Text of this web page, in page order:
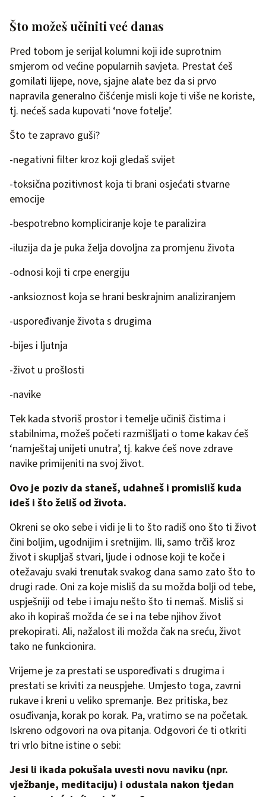
Što možeš učiniti već danas
Pred tobom je serijal kolumni koji ide suprotnim
smjerom od većine popularnih savjeta. Prestat ćeš
gomilati lijepe, nove, sjajne alate bez da si prvo
napravila generalno čišćenje misli koje ti više ne koriste,
tj. nećeš sada kupovati ‘nove fotelje’.
Što te zapravo guši?
-negativni filter kroz koji gledaš svijet
-toksična pozitivnost koja ti brani osjećati stvarne
emocije
-bespotrebno kompliciranje koje te paralizira
-iluzija da je puka želja dovoljna za promjenu života
-odnosi koji ti crpe energiju
-anksioznost koja se hrani beskrajnim analiziranjem
-uspoređivanje života s drugima
-bijes i ljutnja
-život u prošlosti
-navike
Tek kada stvoriš prostor i temelje učiniš čistima i
stabilnima, možeš početi razmišljati o tome kakav ćeš
‘namještaj unijeti unutra’, tj. kakve ćeš nove zdrave
navike primijeniti na svoj život.
Ovo je poziv da staneš, udahneš i promisliš kuda
ideš i što želiš od života.
Okreni se oko sebe i vidi je li to što radiš ono što ti život
čini boljim, ugodnijim i sretnijim. Ili, samo trčiš kroz
život i skupljaš stvari, ljude i odnose koji te koče i
otežavaju svaki trenutak svakog dana samo zato što to
drugi rade. Oni za koje misliš da su možda bolji od tebe,
uspješniji od tebe i imaju nešto što ti nemaš. Misliš si
ako ih kopiraš možda će se i na tebe njihov život
prekopirati. Ali, nažalost ili možda čak na sreću, život
tako ne funkcionira.
Vrijeme je za prestati se uspoređivati s drugima i
prestati se kriviti za neuspjehe. Umjesto toga, zavrni
rukave i kreni u veliko spremanje. Bez pritiska, bez
osuđivanja, korak po korak. Pa, vratimo se na početak.
Iskreno odgovori na ova pitanja. Odgovori će ti otkriti
tri vrlo bitne istine o sebi:
Jesi li ikada pokušala uvesti novu naviku (npr.
vježbanje, meditaciju) i odustala nakon tjedan